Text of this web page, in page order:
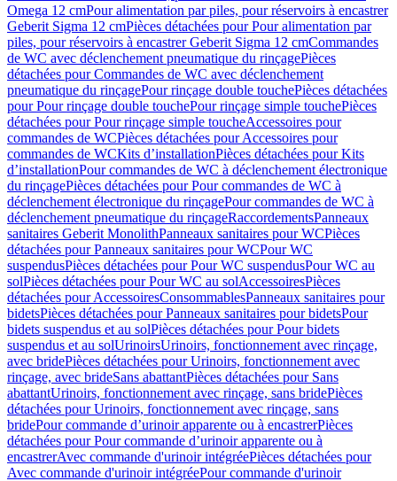
Omega 12 cmPour alimentation par piles, pour réservoirs à encastrer
Geberit Sigma 12 cmPièces détachées pour Pour alimentation par
piles, pour réservoirs à encastrer Geberit Sigma 12 cmCommandes
de WC avec déclenchement pneumatique du rinçagePièces
détachées pour Commandes de WC avec déclenchement
pneumatique du rinçagePour rinçage double touchePièces détachées
pour Pour rinçage double touchePour rinçage simple touchePièces
détachées pour Pour rinçage simple toucheAccessoires pour
commandes de WCPièces détachées pour Accessoires pour
commandes de WCKits d’installationPièces détachées pour Kits
d’installationPour commandes de WC à déclenchement électronique
du rinçagePièces détachées pour Pour commandes de WC à
déclenchement électronique du rinçagePour commandes de WC à
déclenchement pneumatique du rinçageRaccordementsPanneaux
sanitaires Geberit MonolithPanneaux sanitaires pour WCPièces
détachées pour Panneaux sanitaires pour WCPour WC
suspendusPièces détachées pour Pour WC suspendusPour WC au
solPièces détachées pour Pour WC au solAccessoiresPièces
détachées pour AccessoiresConsommablesPanneaux sanitaires pour
bidetsPièces détachées pour Panneaux sanitaires pour bidetsPour
bidets suspendus et au solPièces détachées pour Pour bidets
suspendus et au solUrinoirsUrinoirs, fonctionnement avec rinçage,
avec bridePièces détachées pour Urinoirs, fonctionnement avec
rinçage, avec brideSans abattantPièces détachées pour Sans
abattantUrinoirs, fonctionnement avec rinçage, sans bridePièces
détachées pour Urinoirs, fonctionnement avec rinçage, sans
bridePour commande d’urinoir apparente ou à encastrerPièces
détachées pour Pour commande d’urinoir apparente ou à
encastrerAvec commande d'urinoir intégréePièces détachées pour
Avec commande d'urinoir intégréePour commande d'urinoir